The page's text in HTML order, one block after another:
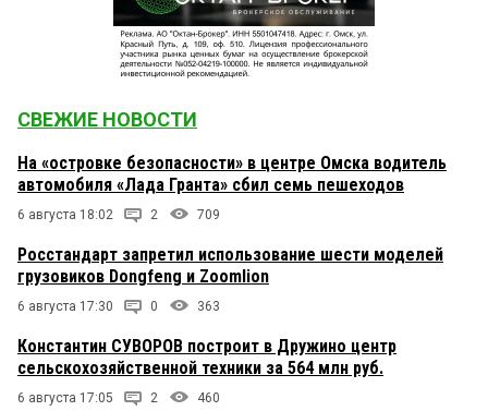
СВЕЖИЕ НОВОСТИ
На «островке безопасности» в центре Омска водитель
автомобиля «Лада Гранта» сбил семь пешеходов
6 августа 18:02 2 709
Росстандарт запретил использование шести моделей
грузовиков Dongfeng и Zoomlion
6 августа 17:30 0 363
Константин СУВОРОВ построит в Дружино центр
сельскохозяйственной техники за 564 млн руб.
6 августа 17:05 2 460